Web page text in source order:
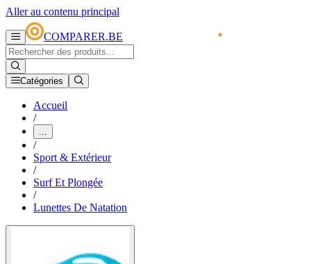
Aller au contenu principal
COMPARER.BE
Catégories
Accueil
/
...
/
Sport & Extérieur
/
Surf Et Plongée
/
Lunettes De Natation